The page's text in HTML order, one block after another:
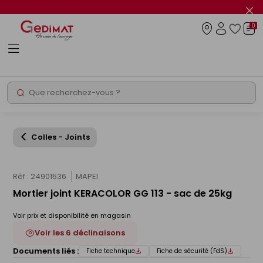
le
info
Rechercher
0
Colles - Joints
Réf : 24901536 MAPEI
Mortier joint KERACOLOR GG 113 - sac de 25kg
Voir prix et disponibilité en magasin
Voir les 6 déclinaisons
Documents liés :
Fiche technique Fiche de sécurité (FdS)